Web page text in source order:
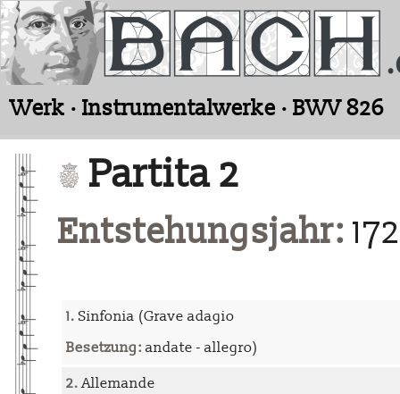
Werk · Instrumentalwerke · BWV 826
Partita 2
Entstehungsjahr:
1. Sinfonia (Grave adagio
Besetzung: andate - allegro)
2.Allemande